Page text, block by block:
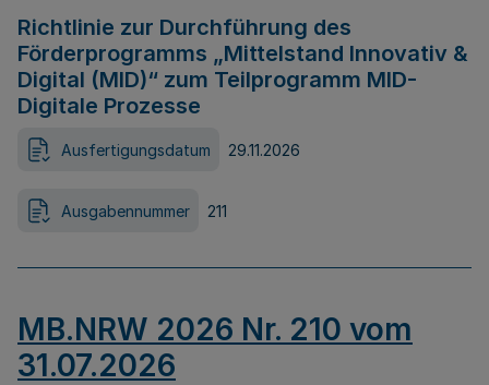
Richtlinie zur Durchführung des
Förderprogramms „Mittelstand Innovativ &
Digital (MID)“ zum Teilprogramm MID-
Digitale Prozesse
Ausfertigungsdatum 29.11.2026
Ausgabennummer 211
MB.NRW 2026 Nr. 210 vom
31.07.2026